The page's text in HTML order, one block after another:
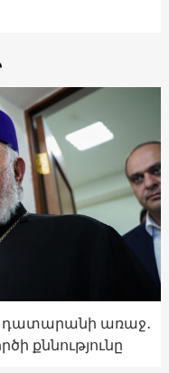
դատարանի առաջ․
քննությունը